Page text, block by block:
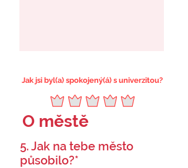
Jak jsi byl(a) spokojený(á) s univerzitou?
O městě
5. Jak na tebe město
působilo?*